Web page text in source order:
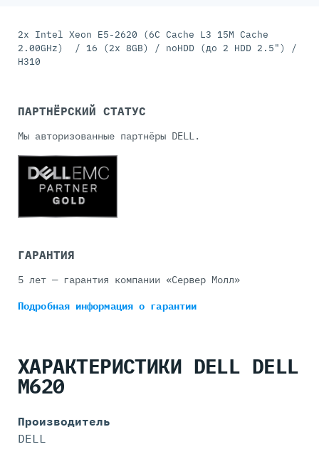
2x Intel Xeon E5-2620 (6C Cache L3 15M Cache
2.00GHz) / 16 (2x 8GB) / noHDD (до 2 HDD 2.5") /
H310
ПАРТНЁРСКИЙ СТАТУС
Мы авторизованные партнёры DELL.
ГАРАНТИЯ
5 лет — гарантия компании «Сервер Молл»
Подробная информацияо гарантии
ХАРАКТЕРИСТИКИ DELL DELL
M620
Производитель
DELL